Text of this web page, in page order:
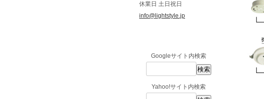
休業日 土日祝日
info@lightstyle.jp
Googleサイト内検索
Yahoo!サイト内検索